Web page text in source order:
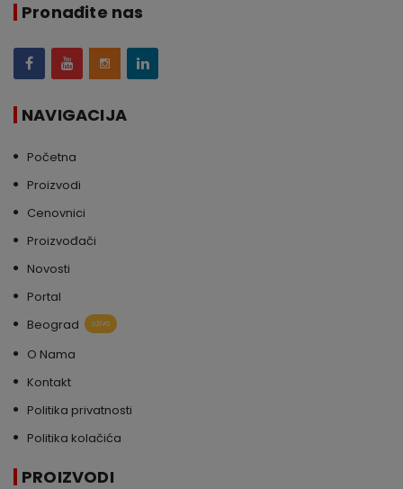
Pronađite nas
NAVIGACIJA
Početna
Proizvodi
Cenovnici
Proizvođači
Novosti
Portal
Beograd
uživo
O Nama
Kontakt
Politika privatnosti
Politika kolačića
PROIZVODI